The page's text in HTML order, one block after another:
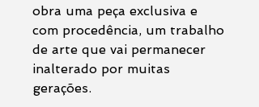
obra uma peça exclusiva e
com procedência, um trabalho
de arte que vai permanecer
inalterado por muitas
gerações.